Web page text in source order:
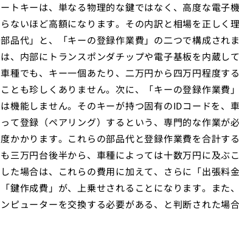
ートキーは、単なる物理的な鍵ではなく、高度な電子
らないほど高額になります。その内訳と相場を正しく
部品代」と、「キーの登録作業費」の二つで構成され
は、内部にトランスポンダチップや電子基板を内蔵し
車種でも、キー一個あたり、二万円から四万円程度す
ことも珍しくありません。次に、「キーの登録作業費
は機能しません。そのキーが持つ固有のIDコードを、
って登録（ペアリング）するという、専門的な作業が
度かかります。これらの部品代と登録作業費を合計す
も三万円台後半から、車種によっては十数万円に及ぶ
した場合は、これらの費用に加えて、さらに「出張料
「鍵作成費」が、上乗せされることになります。ま
ンピューターを交換する必要がある、と判断された場